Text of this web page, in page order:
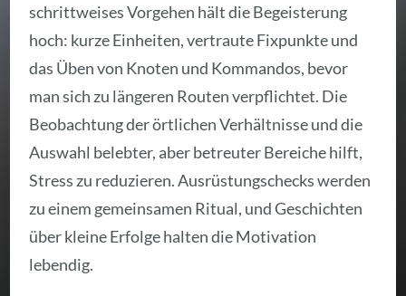
schrittweises Vorgehen hält die Begeisterung
hoch: kurze Einheiten, vertraute Fixpunkte und
das Üben von Knoten und Kommandos, bevor
man sich zu längeren Routen verpflichtet. Die
Beobachtung der örtlichen Verhältnisse und die
Auswahl belebter, aber betreuter Bereiche hilft,
Stress zu reduzieren. Ausrüstungschecks werden
zu einem gemeinsamen Ritual, und Geschichten
über kleine Erfolge halten die Motivation
lebendig.